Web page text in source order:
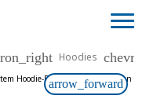
Hoodies
arrow_forward